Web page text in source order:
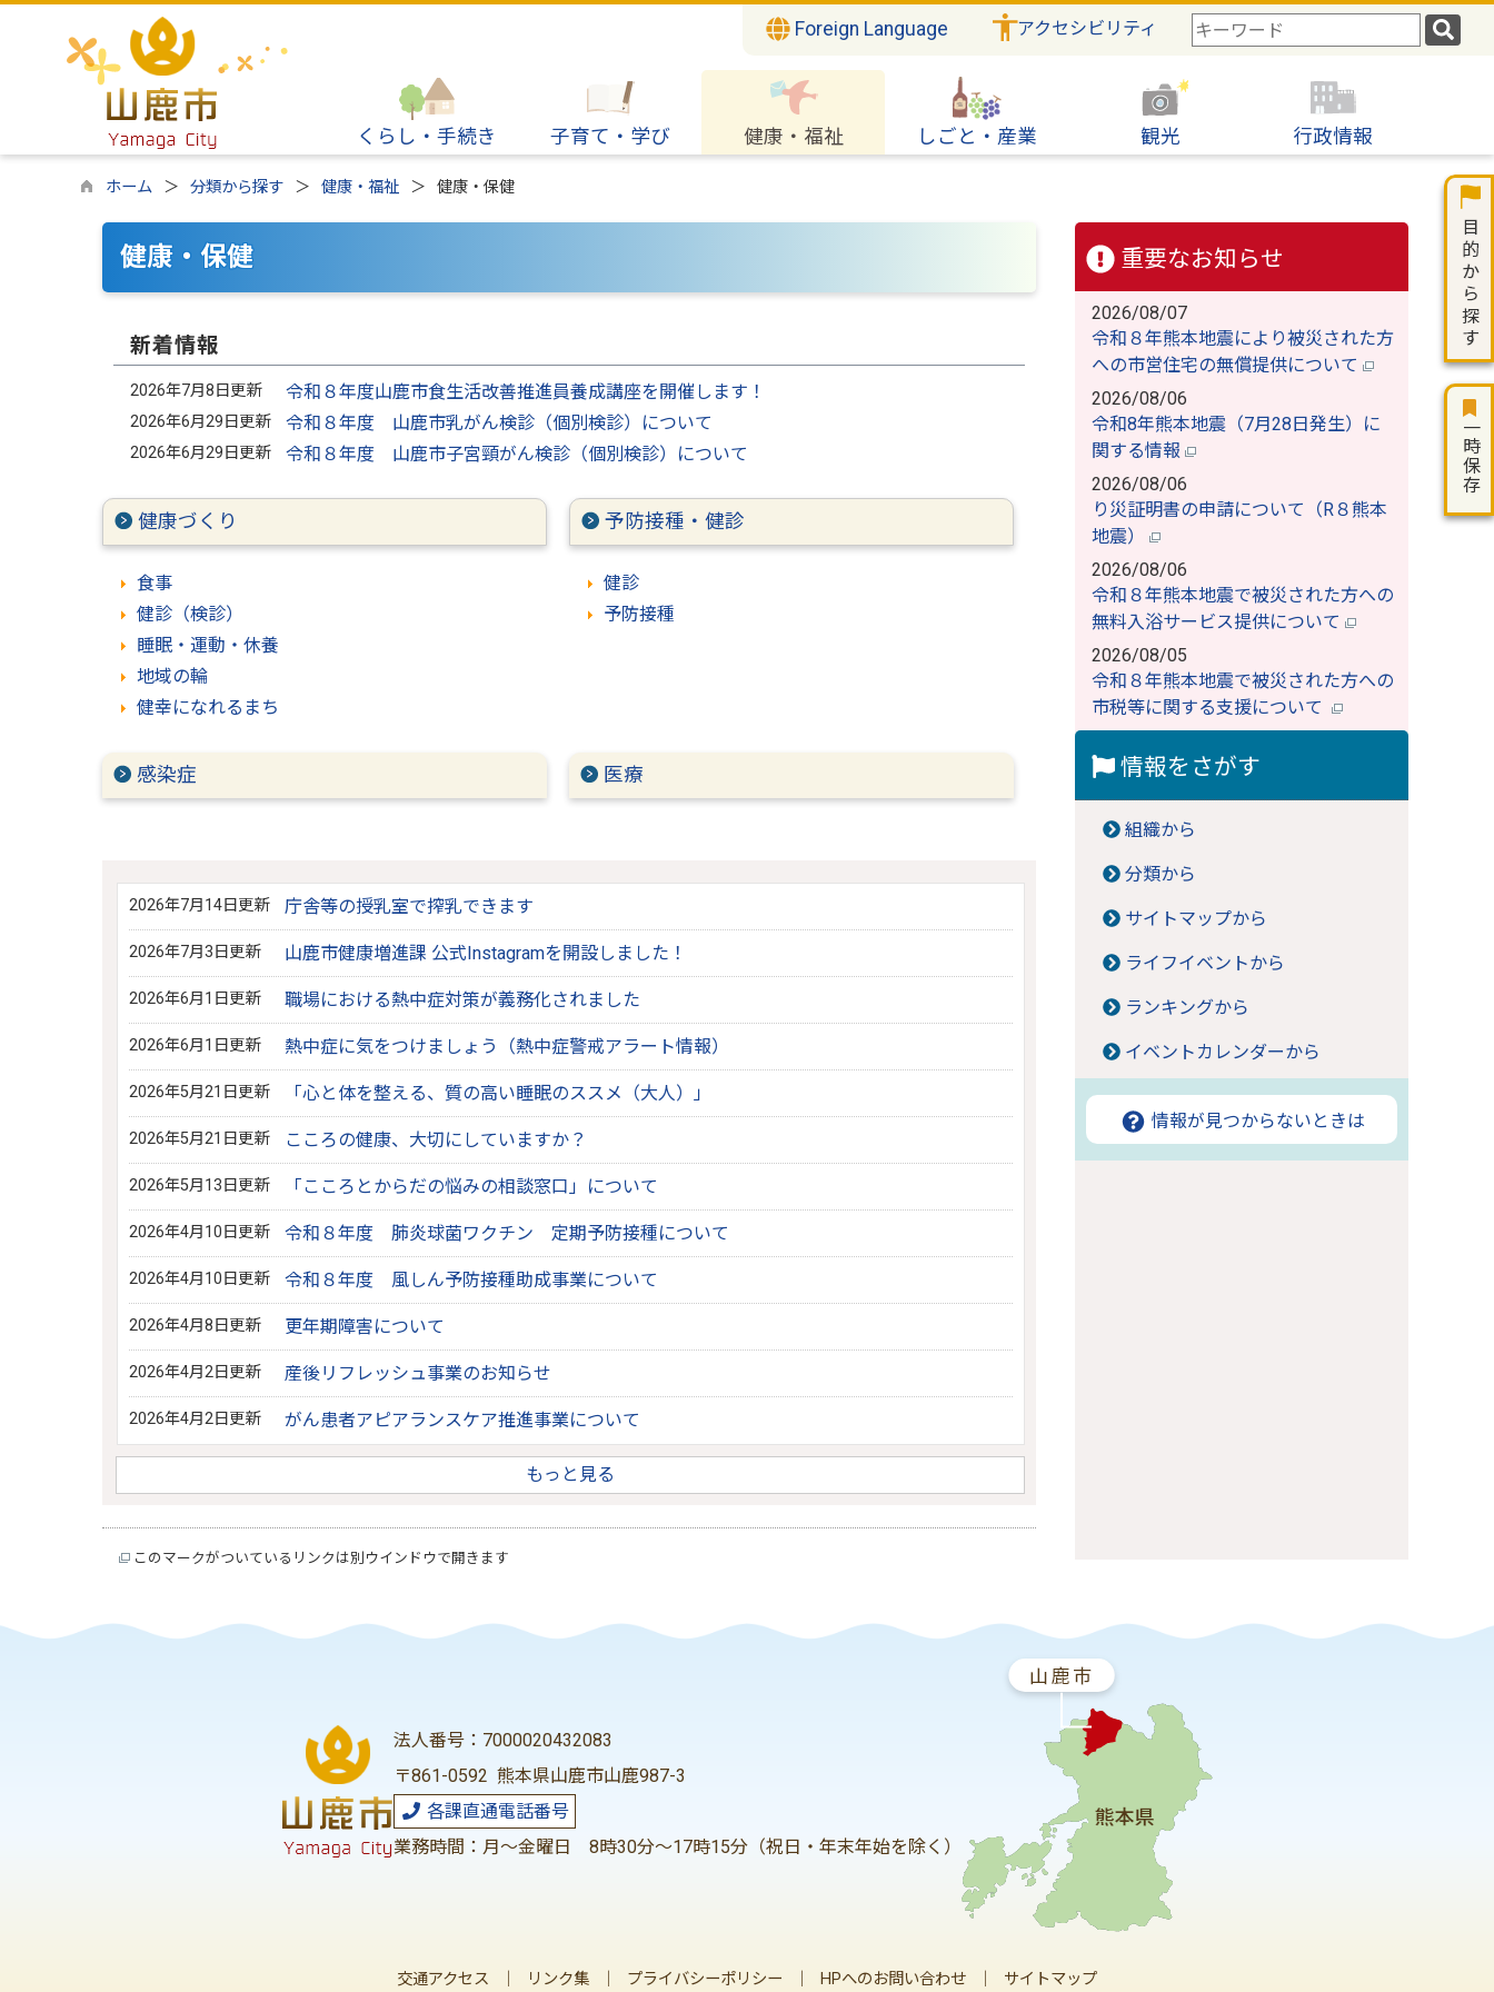
Foreign Language アクセシビリティ
検
ー
くらし・手続き 子育て・学び 健康・福祉 しごと・産業 観光 行政情報
ホーム 分類から探す 健康・福祉 健康・保健
健康・保健
新着情報
2026年7月8日更新 令和８年度山鹿市食生活改善推進員養成講座を開催します！
2026年6月29日更新 令和８年度 山鹿市乳がん検診（個別検診）について
2026年6月29日更新 令和８年度 山鹿市子宮頸がん検診（個別検診）について
健康づくり
食事
健診（検診）
睡眠・運動・休養
地域の輪
健幸になれるまち
予防接種・健診
健診
予防接種
感染症 医療
2026年7月14日更新 庁舎等の授乳室で搾乳できます
2026年7月3日更新 山鹿市健康増進課 公式Instagramを開設しました！
2026年6月1日更新 職場における熱中症対策が義務化されました
2026年6月1日更新 熱中症に気をつけましょう（熱中症警戒アラート情報）
2026年5月21日更新 「心と体を整える、質の高い睡眠のススメ（大人）」
2026年5月21日更新 こころの健康、大切にしていますか？
2026年5月13日更新 「こころとからだの悩みの相談窓口」について
2026年4月10日更新 令和８年度 肺炎球菌ワクチン 定期予防接種について
2026年4月10日更新 令和８年度 風しん予防接種助成事業について
2026年4月8日更新 更年期障害について
2026年4月2日更新 産後リフレッシュ事業のお知らせ
2026年4月2日更新 がん患者アピアランスケア推進事業について
もっと見る
このマークがついているリンクは別ウインドウで開きます
重要なお知らせ
2026/08/07
令和８年熊本地震により被災された方
への市営住宅の無償提供について
2026/08/06
令和8年熊本地震（7月28日発生）に
関する情報
2026/08/06
り災証明書の申請について（R８熊本
地震）
2026/08/06
令和８年熊本地震で被災された方への
無料入浴サービス提供について
2026/08/05
令和８年熊本地震で被災された方への
市税等に関する支援について
情報をさがす
組織から
分類から
サイトマップから
ライフイベントから
ランキングから
イベントカレンダーから
情報が見つからないときは
法人番号：7000020432083
〒861-0592 熊本県山鹿市山鹿987-3
各課直通電話番号
業務時間：月～金曜日 8時30分～17時15分（祝日・年末年始を除く）
交通アクセス リンク集 プライバシーポリシー HPへのお問い合わせ サイトマップ
一時保存